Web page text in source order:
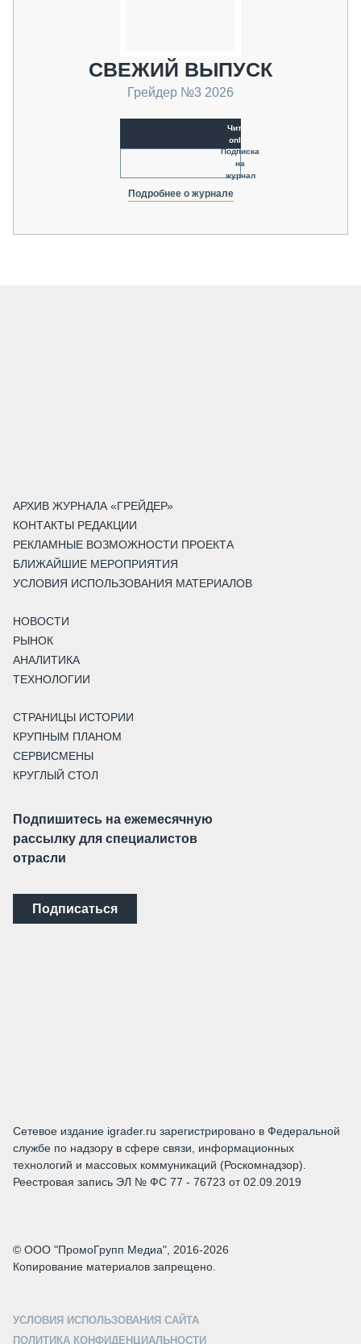
СВЕЖИЙ ВЫПУСК
Грейдер №3 2026
Читать
online
Подписка
на
журнал
Подробнее о журнале
АРХИВ ЖУРНАЛА «ГРЕЙДЕР»
КОНТАКТЫ РЕДАКЦИИ
РЕКЛАМНЫЕ ВОЗМОЖНОСТИ ПРОЕКТА
БЛИЖАЙШИЕ МЕРОПРИЯТИЯ
УСЛОВИЯ ИСПОЛЬЗОВАНИЯ МАТЕРИАЛОВ
НОВОСТИ
РЫНОК
АНАЛИТИКА
ТЕХНОЛОГИИ
СТРАНИЦЫ ИСТОРИИ
КРУПНЫМ ПЛАНОМ
СЕРВИСМЕНЫ
КРУГЛЫЙ СТОЛ
Подпишитесь на ежемесячную
рассылку для специалистов
отрасли
Подписаться
Сетевое издание igrader.ru зарегистрировано в Федеральной
службе по надзору в сфере связи, информационных
технологий и массовых коммуникаций (Роскомнадзор).
Реестровая запись ЭЛ № ФС 77 - 76723 от 02.09.2019
© ООО "ПромоГрупп Медиа", 2016-2026
Копирование материалов запрещено.
УСЛОВИЯ ИСПОЛЬЗОВАНИЯ САЙТА
ПОЛИТИКА КОНФИДЕНЦИАЛЬНОСТИ